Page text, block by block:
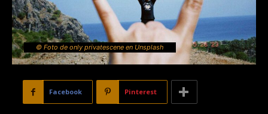
© Foto de only privatescene en Unsplash
Facebook Pinterest